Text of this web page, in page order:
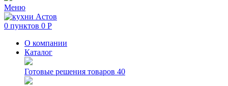
Меню
0 пунктов 0 Р
О компании
Каталог
Готовые решения товаров 40